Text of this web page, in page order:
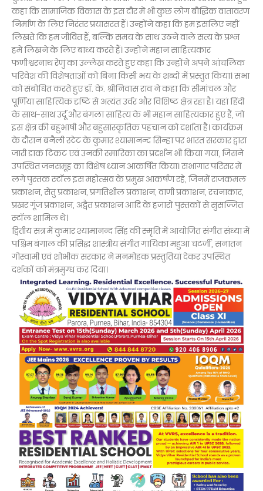
कहा कि सामाजिक विकास के इस दौर में भी कुछ लोग बौद्धिक वातावरण
निर्माण के लिए निरंतर प्रयासरत हैं। उन्होंने कहा कि हम इसलिए नहीं
लिखते कि हम जीवित हैं, बल्कि समय के साथ उठने वाले सत्य के प्रश्न
हमें लिखने के लिए बाध्य करते हैं। उन्होंने महान साहित्यकार
फणीश्वरनाथ रेणु का उल्लेख करते हुए कहा कि उन्होंने अपने आंचलिक
परिवेश की विशेषताओं को बिना किसी भय के शब्दों में प्रस्तुत किया। सभा
को संबोधित करते हुए डॉ. के. श्रीनिवास राव ने कहा कि सीमांचल और
पूर्णिया साहित्यिक दृष्टि से अत्यंत उर्वर और विशिष्ट क्षेत्र रहा है। यहां हिंदी
के साथ-साथ उर्दू और बंगला साहित्य के भी महान साहित्यकार हुए हैं, जो
इस क्षेत्र की बहुभाषी और बहुसांस्कृतिक पहचान को दर्शाता है। कार्यक्रम
के दौरान बनैली स्टेट के कुमार श्यामानन्द सिन्हा पर भारत सरकार द्वारा
जारी डाक टिकट एवं उनकी स्मारिका का प्रदर्शन भी किया गया, जिसने
उपस्थित जनसमूह का विशेष ध्यान आकर्षित किया। सभागार परिसर में
लगे पुस्तक स्टॉल इस महोत्सव के प्रमुख आकर्षण रहे, जिनमें राजकमल
प्रकाशन, सेतु प्रकाशन, प्रगतिशील प्रकाशन, वाणी प्रकाशन, रचनाकार,
प्रखर गूंज प्रकाशन, अद्वैत प्रकाशन आदि के हजारों पुस्तकों से सुसज्जित
स्टॉल शामिल थे।
द्वितीय सत्र में कुमार श्यामानन्द सिंह की स्मृति में आयोजित संगीत संध्या में
पश्चिम बंगाल की प्रसिद्ध शास्त्रीय संगीत गायिका महुआ चटर्जी, सनातन
गोस्वामी एवं शोभीक सरकार ने मनमोहक प्रस्तुतियां देकर उपस्थित
दर्शकों को मंत्रमुग्ध कर दिया।